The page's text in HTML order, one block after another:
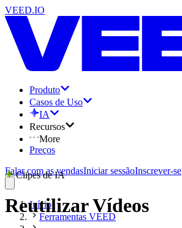
VEED.IO
Produto
Casos de Uso
IA
Recursos
More
Preços
Falar com as vendasIniciar sessãoInscrever-se
Início
Ferramentas VEED
Clipes de IA
Reutilizar Vídeos